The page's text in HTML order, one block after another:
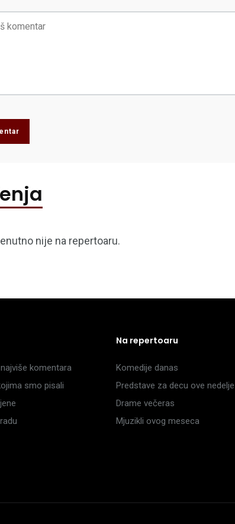
nije na repertoaru.
komentara
smo pisali
Na repertoaru
Komedije danas
Predstave za decu ove nedelje
Drame večeras
Mjuzikli ovog meseca